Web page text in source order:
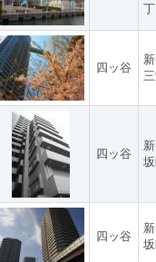
四ッ谷
四ッ谷
四ッ谷